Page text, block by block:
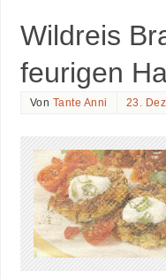
Wildreis
feurigen
Von Tante Anni 23.